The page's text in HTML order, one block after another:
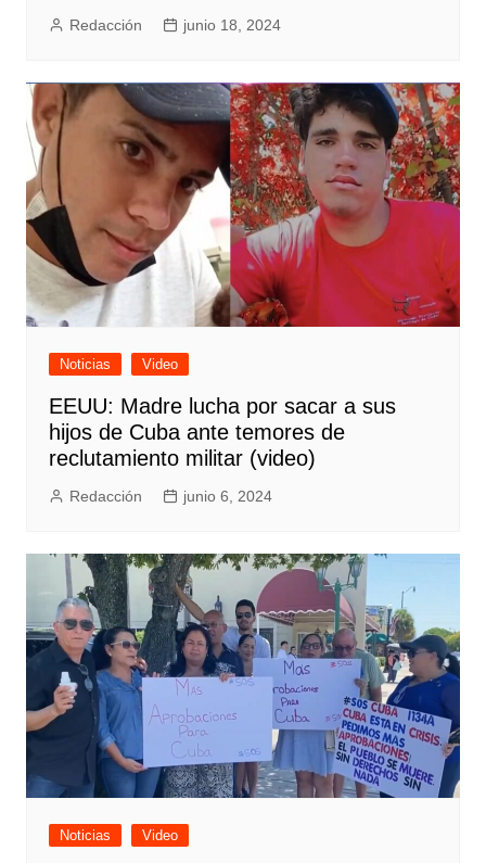
Redacción junio 18, 2024
Noticias Video
EEUU: Madre lucha por sacar a sus
hijos de Cuba ante temores de
reclutamiento militar (video)
Redacción junio 6, 2024
Noticias Video